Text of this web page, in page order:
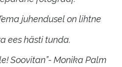
juhendusel on lihtne
ees hästi tunda.
Soovitan”- Monika Palm